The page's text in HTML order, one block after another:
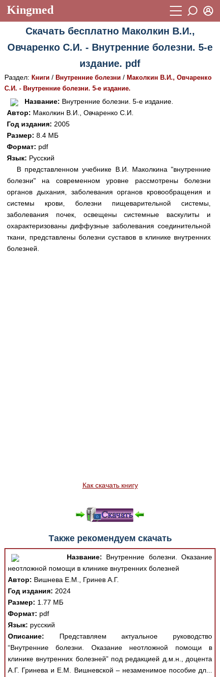
Kingmed
Учебный материал
Видеогалерея 899
Истории болезней 1268
Лекции и презентации 2474
Аккредитационные тесты
Методические рекомендации
Научно-популярное
Новости (244)
Медицинская стандартизация
Нормативы экстренной и неотложной помощи
Восстановить пароль
Регистрация
Скачать бесплатно Маколкин В.И.,
Овчаренко С.И. - Внутренние болезни. 5-е
издание. pdf
Раздел: Книги/ Внутренние болезни/ Маколкин В.И., Овчаренко
С.И. - Внутренние болезни. 5-е издание.
Название: Внутренние болезни. 5-е издание.
Автор: Маколкин В.И., Овчаренко С.И.
Год издания: 2005
Размер: 8.4 МБ
Формат: pdf
Язык: Русский
В представленном учебнике В.И. Маколкина "внутренние
болезни" на современном уровне рассмотрены болезни
органов дыхания, заболевания органов кровообращения и
системы крови, болезни пищеварительной системы,
заболевания почек, освещены системные васкулиты и
охарактеризованы диффузные заболевания соединительной
ткани, представлены болезни суставов в клинике внутренних
болезней.
Как скачать книгу
Также рекомендуем скачать
Название: Внутренние болезни. Оказание
неотложной помощи в клинике внутренних болезней
Автор: Вишнева Е.М., Гринев А.Г.
Год издания: 2024
Размер: 1.77 МБ
Формат: pdf
Язык: русский
Описание: Представляем актуальное руководство
“Внутренние болезни. Оказание неотложной помощи в
клинике внутренних болезней” под редакцией д.м.н., доцента
А.Г. Гринева и Е.М. Вишневской – незаменимое пособие дл...